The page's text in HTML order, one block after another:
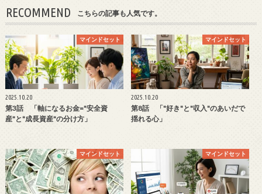
RECOMMEND こちらの記事も人気です。
マインドセット
2025.10.20
第3話 「軸になるお金="安全資
産"と"成長資産"の分け方」
マインドセット
2025.10.20
第8話 「"好き"と"収入"のあいだで
揺れる心」
マインドセット マインドセット